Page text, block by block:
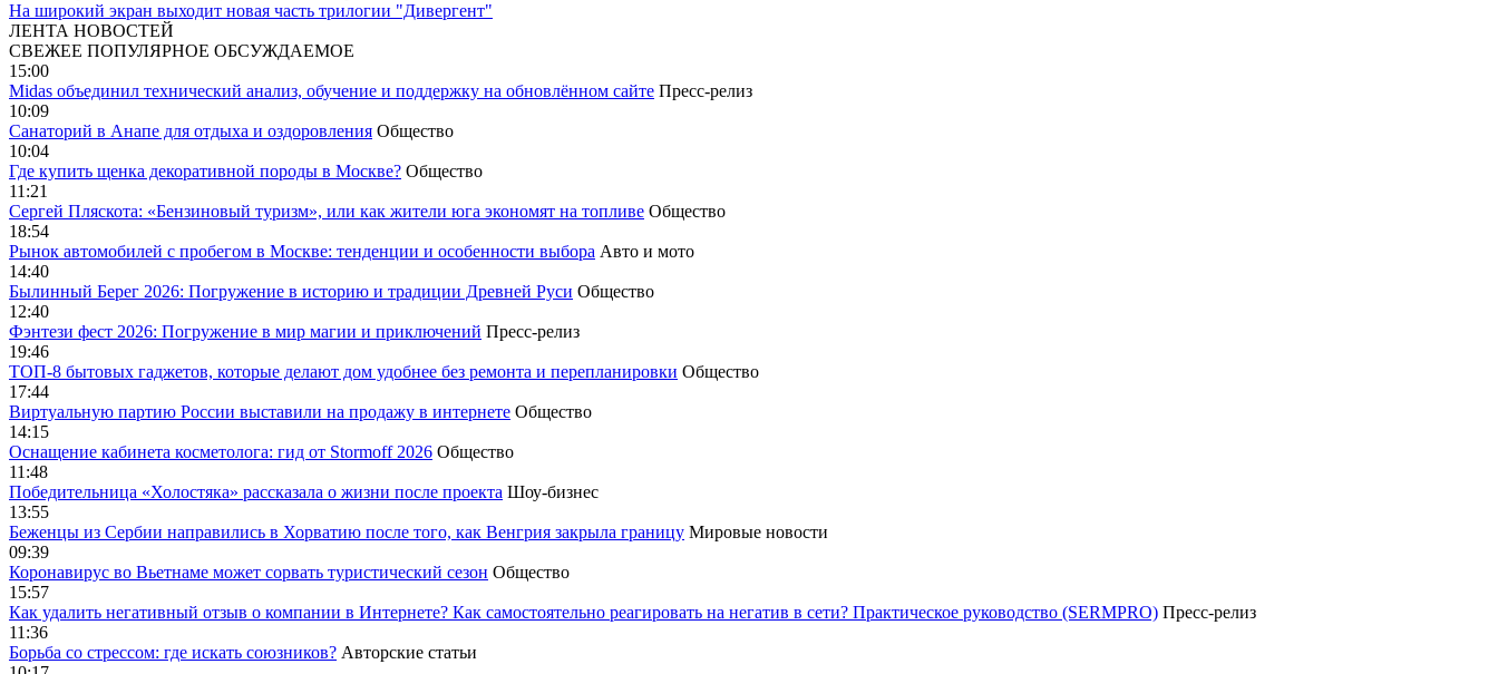
На широкий экран выходит новая часть трилогии "Дивергент"
ЛЕНТА НОВОСТЕЙ
СВЕЖЕЕ ПОПУЛЯРНОЕ ОБСУЖДАЕМОЕ
15:00
Midas объединил технический анализ, обучение и поддержку на обновлённом сайте Пресс-релиз
10:09
Санаторий в Анапе для отдыха и оздоровления Общество
10:04
Где купить щенка декоративной породы в Москве? Общество
11:21
Сергей Пляскота: «Бензиновый туризм», или как жители юга экономят на топливе Общество
18:54
Рынок автомобилей с пробегом в Москве: тенденции и особенности выбора Авто и мото
14:40
Былинный Берег 2026: Погружение в историю и традиции Древней Руси Общество
12:40
Фэнтези фест 2026: Погружение в мир магии и приключений Пресс-релиз
19:46
ТОП-8 бытовых гаджетов, которые делают дом удобнее без ремонта и перепланировки Общество
17:44
Виртуальную партию России выставили на продажу в интернете Общество
14:15
Оснащение кабинета косметолога: гид от Stormoff 2026 Общество
11:48
Победительница «Холостяка» рассказала о жизни после проекта Шоу-бизнес
13:55
Беженцы из Сербии направились в Хорватию после того, как Венгрия закрыла границу Мировые новости
09:39
Коронавирус во Вьетнаме может сорвать туристический сезон Общество
15:57
Как удалить негативный отзыв о компании в Интернете? Как самостоятельно реагировать на негатив в сети? Практическое руководство (SERMPRO) Пресс-релиз
11:36
Борьба со стрессом: где искать союзников? Авторские статьи